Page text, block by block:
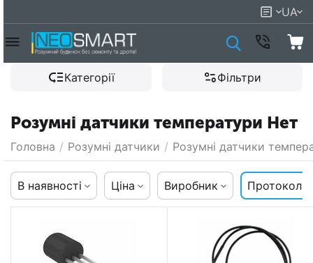
UA
Категорії Фільтри
Розумні датчики температури Нет
Головна / Розумні датчики / Розумні датчики
В наявності Ціна Виробник Протокол